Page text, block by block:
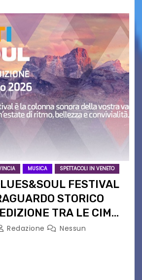
MUSICA SPETTACOLI IN VENETO
FESTIVAL
STORICO
TRA LE CIME
UNESCO
Redazione
Nessun